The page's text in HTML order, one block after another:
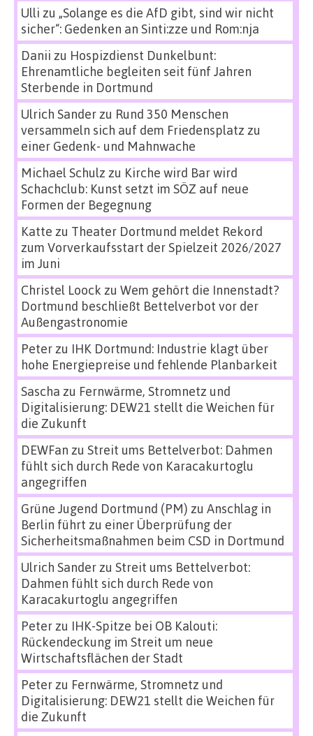
Ulli zu „Solange es die AfD gibt, sind wir nicht
sicher“: Gedenken an Sinti:zze und Rom:nja
Danii zu Hospizdienst Dunkelbunt:
Ehrenamtliche begleiten seit fünf Jahren
Sterbende in Dortmund
Ulrich Sanderzu Rund 350 Menschen
versammeln sich auf dem Friedensplatz zu
einer Gedenk- und Mahnwache
Michael Schulz zu Kirche wird Bar wird
Schachclub: Kunst setzt im SÖZ auf neue
Formen der Begegnung
Katte zu Theater Dortmund meldet Rekord
zum Vorverkaufsstart der Spielzeit 2026/2027
im Juni
Christel Loock zu Wem gehört die Innenstadt?
Dortmund beschließt Bettelverbot vor der
Außengastronomie
Peterzu IHK Dortmund: Industrie klagt über
hohe Energiepreise und fehlende Planbarkeit
Sascha zu Fernwärme, Stromnetz und
Digitalisierung: DEW21 stellt die Weichen für
die Zukunft
DEWFan zu Streit ums Bettelverbot: Dahmen
fühlt sich durch Rede von Karacakurtoglu
angegriffen
Grüne Jugend Dortmund (PM) zu Anschlag in
Berlin führt zu einer Überprüfung der
Sicherheitsmaßnahmen beim CSD in Dortmund
Ulrich Sanderzu Streit ums Bettelverbot:
Dahmen fühlt sich durch Rede von
Karacakurtoglu angegriffen
Peterzu IHK-Spitze bei OB Kalouti:
Rückendeckung im Streit um neue
Wirtschaftsflächen der Stadt
Peterzu Fernwärme, Stromnetz und
Digitalisierung: DEW21 stellt die Weichen für
die Zukunft